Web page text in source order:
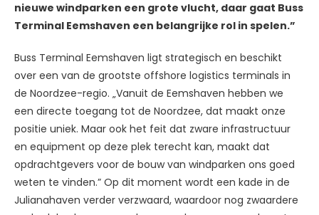
nieuwe windparken een grote vlucht, daar gaat Buss
Terminal Eemshaven een belangrijke rol in spelen.”
Buss Terminal Eemshaven ligt strategisch en beschikt
over een van de grootste offshore logistics terminals in
de Noordzee-regio. „Vanuit de Eemshaven hebben we
een directe toegang tot de Noordzee, dat maakt onze
positie uniek. Maar ook het feit dat zware infrastructuur
en equipment op deze plek terecht kan, maakt dat
opdrachtgevers voor de bouw van windparken ons goed
weten te vinden.” Op dit moment wordt een kade in de
Julianahaven verder verzwaard, waardoor nog zwaardere